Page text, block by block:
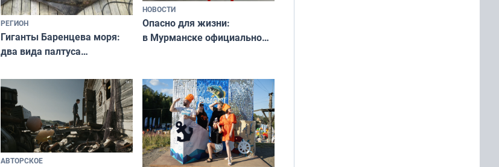
РЕГИОН
Гиганты Баренцева моря:
два вида палтуса
НОВОСТИ
Опасно для жизни:
в Мурманске официально
АВТОРСКОЕ